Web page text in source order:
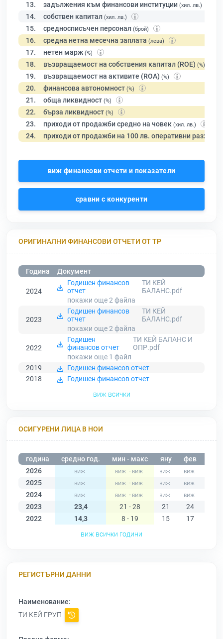
13. задължения към финансови институции (хил. лв.)
14. собствен капитал (хил. лв.)
15. средносписъчен персонал (брой)
16. средна нетна месечна заплата (лева)
17. нетен марж (%)
18. възвращаемост на собствения капитал (ROE) (%)
19. възвращаемост на активите (ROA) (%)
20. финансова автономност (%)
21. обща ликвидност (%)
22. бърза ликвидност (%)
23. приходи от продажби средно на човек (хил. лв.)
24. приходи от продажби на 100 лв. оперативни разходи
виж финансови отчети и показатели
сравни с конкуренти
ОРИГИНАЛНИ ФИНАНСОВИ ОТЧЕТИ ОТ ТР
Година Документ
2024
Годишен финансов
отчет
ТИ КЕЙ
БАЛАНС.pdf
покажи още 2файла
2023
Годишен финансов
отчет
ТИ КЕЙ
БАЛАНС.pdf
покажи още 2файла
2022
Годишен
финансов отчет
ТИ КЕЙ БАЛАНС И
ОПР.pdf
покажи още 1 файл
2019
Годишен финансов отчет
2018
Годишен финансов отчет
виж всички
ОСИГУРЕНИ ЛИЦА В НОИ
година средно год. мин - макс яну фев
2026
-
2025
-
2024
-
2023
23,4 21 - 28 21 24
2022
14,3 8 - 19 15 17
виж всички години
РЕГИСТЪРНИ ДАННИ
Наименование:
ТИ КЕЙ ГРУП